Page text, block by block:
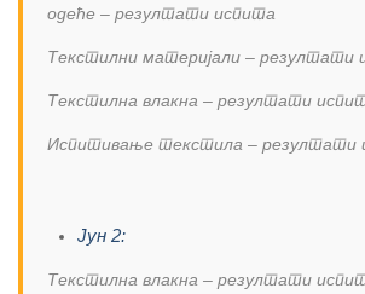
одеће – резултати испита
Текстилни материјали – резултати
Текстилна влакна – резултати
Испитивање текстила – резултати
Јун 2:
Текстилна влакна – резултати